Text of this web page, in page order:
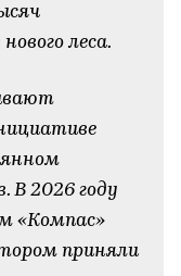
леса.
В 2026 году
«Компас»
приняли